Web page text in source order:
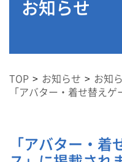
お知らせ
TOP お知らせ
お知
「アバター・着せ替え
「アバター・着